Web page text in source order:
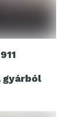
gyárból